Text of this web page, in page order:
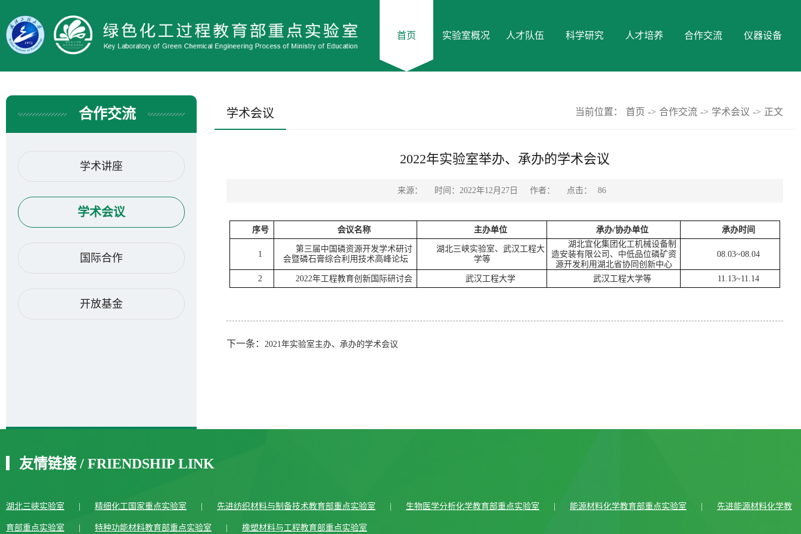
首页 实验室概况 人才队伍 科学研究 人才培养 合作交流 仪器设备
合作交流
学术讲座
学术会议
国际合作
开放基金
学术会议 当前位置： 首页 -> 合作交流 -> 学术会议 -> 正文
2022年实验室举办、承办的学术会议
来源： 时间：2022年12月27日 作者： 点击： 86
序号 会议名称 主办单位 承办/协办单位 承办时间
1
第三届中国磷资源开发学术研讨
会暨磷石膏综合利用技术高峰论坛
湖北三峡实验室、武汉工程大
学等
湖北宜化集团化工机械设备制
造安装有限公司、中低品位磷矿资
源开发利用湖北省协同创新中心
08.03~08.04
2 2022年工程教育创新国际研讨会 武汉工程大学 武汉工程大学等 11.13~11.14
下一条： 2021年实验室主办、承办的学术会议
友情链接/ FRIENDSHIP LINK
湖北三峡实验室 精细化工国家重点实验室 先进纺织材料与制备技术教育部重点实验室 生物医学分析化学教育部重点实验室 能源材料化学教育部重点实验室 先进能源材料化学教
育部重点实验室 特种功能材料教育部重点实验室 橡塑材料与工程教育部重点实验室